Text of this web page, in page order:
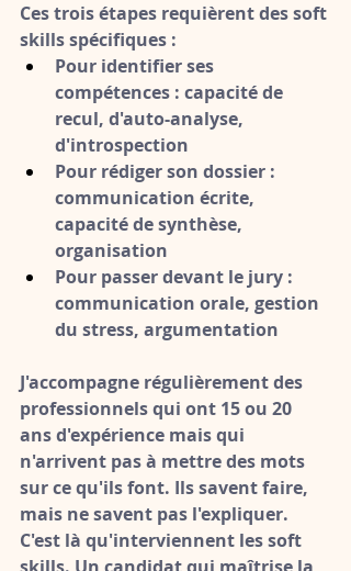
Ces trois étapes requièrent des soft
skills spécifiques :
Pour identifier ses
compétences : capacité de
recul, d'auto-analyse,
d'introspection
Pour rédiger son dossier :
communication écrite,
capacité de synthèse,
organisation
Pour passer devant le jury :
communication orale, gestion
du stress, argumentation
J'accompagne régulièrement des
professionnels qui ont 15 ou 20
ans d'expérience mais qui
n'arrivent pas à mettre des mots
sur ce qu'ils font. Ils savent faire,
mais ne savent pas l'expliquer.
C'est là qu'interviennent les soft